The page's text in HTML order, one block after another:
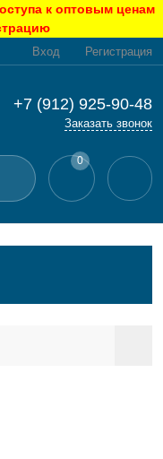
к оптовым ценам
Вход Регистрация
+7 (912) 925-90-48
Заказать звонок
0